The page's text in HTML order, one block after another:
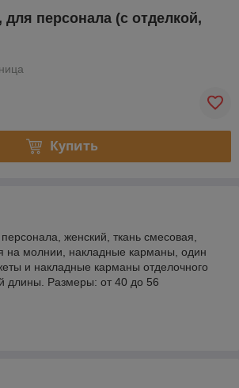
персонала (с отделкой,
Купить
женский, ткань смесовая,
на молнии, накладные карманы, один
и накладные карманы отделочного
длины. Размеры: от 40 до 56